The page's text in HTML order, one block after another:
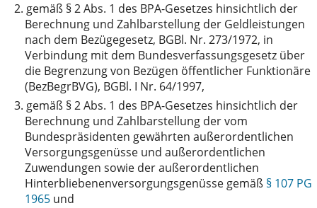
2. gemäß § 2 Abs. 1 des BPA-Gesetzes hinsichtlich der
Berechnung und Zahlbarstellung der Geldleistungen
nach dem Bezügegesetz, BGBl. Nr. 273/1972, in
Verbindung mit dem Bundesverfassungsgesetz über
die Begrenzung von Bezügen öffentlicher Funktionäre
(BezBegrBVG), BGBl. I Nr. 64/1997,
3. gemäß § 2 Abs. 1 des BPA-Gesetzes hinsichtlich der
Berechnung und Zahlbarstellung der vom
Bundespräsidenten gewährten außerordentlichen
Versorgungsgenüsse und außerordentlichen
Zuwendungen sowie der außerordentlichen
Hinterbliebenenversorgungsgenüsse gemäß § 107 PG
1965 und